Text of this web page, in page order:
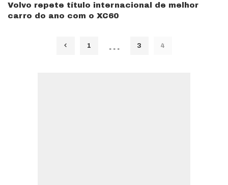
Volvo repete título internacional de melhor
carro do ano com o XC60
1 … 3 4